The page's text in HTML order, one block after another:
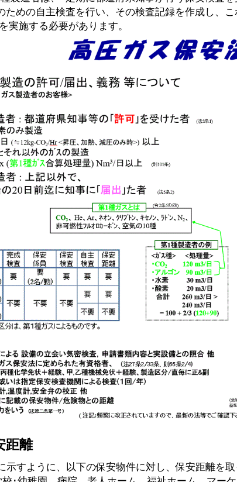
ための自主検査を行い、その検査記録を作成し、
実施する必要があります。
距離
示すように、以下の保安物件に対し、保安距離を取